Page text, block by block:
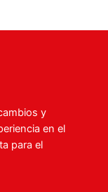
y
en el
para el